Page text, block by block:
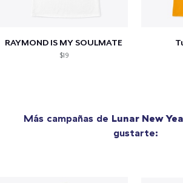
RAYMOND IS MY SOULMATE
$19
Más campañas de Lunar New
gustarte: